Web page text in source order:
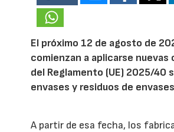
El próximo 12 de agosto de
comienzan a aplicarse nuevas
del Reglamento (UE) 2025/40
envases y residuos de envases
A partir de esa fecha, los